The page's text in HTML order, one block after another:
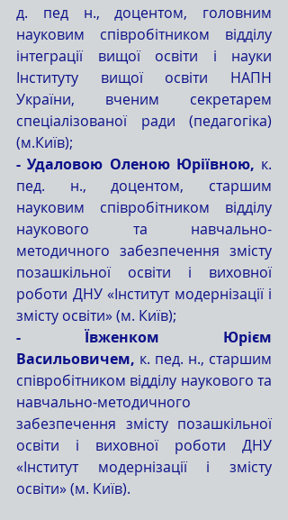
д. пед н., доцентом, головним
науковим співробітником відділу
інтеграції вищої освіти і науки
Інституту вищої освіти НАПН
України, вченим секретарем
спеціалізованої ради (педагогіка)
(м.Київ);
- Удаловою Оленою Юріївною, к.
пед. н., доцентом, старшим
науковим співробітником відділу
наукового та навчально-
методичного забезпечення змісту
позашкільної освіти і виховної
роботи ДНУ «Інститут модернізації і
змісту освіти» (м. Київ);
- Ївженком Юрієм
Васильовичем, к. пед. н., старшим
співробітником відділу наукового та
навчально-методичного
забезпечення змісту позашкільної
освіти і виховної роботи ДНУ
«Інститут модернізації і змісту
освіти» (м. Київ).